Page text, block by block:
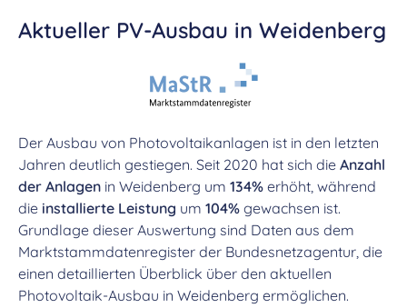
Aktueller PV-Ausbau in Weidenberg
Der Ausbau von Photovoltaikanlagen ist in den letzten
Jahren deutlich gestiegen. Seit 2020 hat sich die Anzahl
der Anlagen in Weidenberg um 134% erhöht, während
die installierte Leistung um 104% gewachsen ist.
Grundlage dieser Auswertung sind Daten aus dem
Marktstammdatenregister der Bundesnetzagentur, die
einen detaillierten Überblick über den aktuellen
Photovoltaik-Ausbau in Weidenberg ermöglichen.